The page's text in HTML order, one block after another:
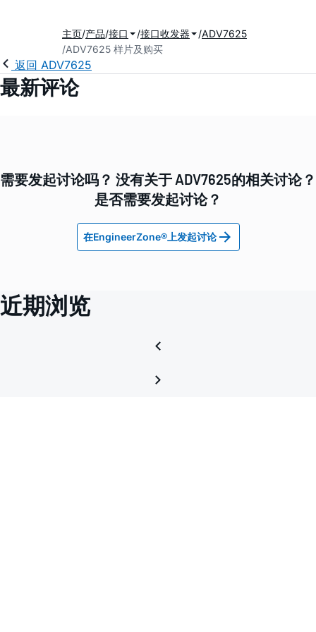
主页 产品 接口 接口收发器
2
ADV7625
ADV7625 样片及购买
返回 ADV7625
最新评论
需要发起讨论吗？ 没有关于 ADV7625的相关讨论？
是否需要发起讨论？
在EngineerZone®上发起讨论
近期浏览